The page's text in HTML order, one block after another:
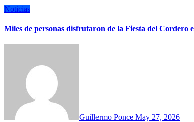
Noticias
Miles de personas disfrutaron de la Fiesta del Cordero
Guillermo Ponce May 27, 2026